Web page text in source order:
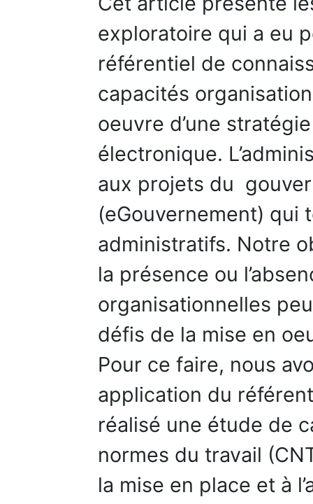
exploratoire qui a eu
référentiel de
capacités
oeuvre d’une
électronique.
aux projets du
(eGouvernement) qui
administratifs. Notre
la présence ou
organisationnelles
défis de la mise en
Pour ce faire, nous
application du
réalisé une étude de
normes du travail
la mise en place et à